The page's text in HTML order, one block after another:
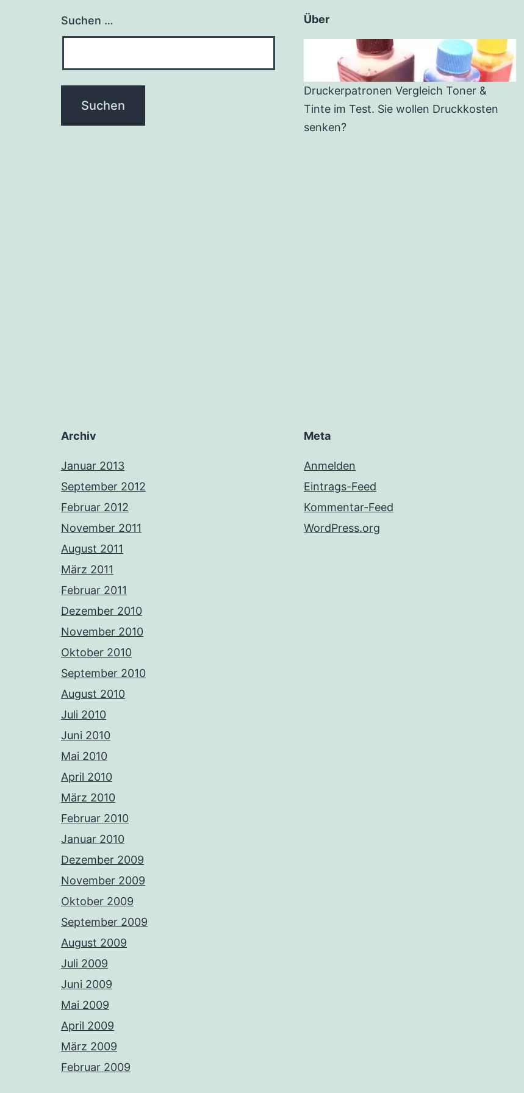
Suchen … Über
Druckerpatronen Vergleich Toner &
Tinte im Test. Sie wollen Druckkosten
senken?
Archiv
Januar 2013
September 2012
Februar 2012
November 2011
August 2011
März 2011
Februar 2011
Dezember 2010
November 2010
Oktober 2010
September 2010
August 2010
Juli 2010
Juni 2010
Mai 2010
April 2010
März 2010
Februar 2010
Januar 2010
Dezember 2009
November 2009
Oktober 2009
September 2009
August 2009
Juli 2009
Juni 2009
Mai 2009
April 2009
März 2009
Februar 2009
Meta
Anmelden
Eintrags-Feed
Kommentar-Feed
WordPress.org